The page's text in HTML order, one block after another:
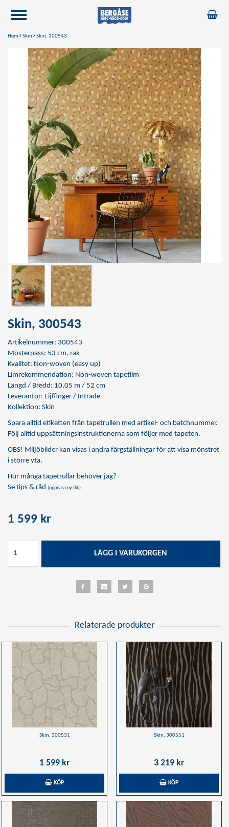
Hem Skin Skin, 300543
Skin, 300543
Artikelnummer: 300543
Mösterpass: 53 cm, rak
Kvalitet: Non-woven (easy up)
Limrekommendation: Non-woven tapetlim
Längd / Bredd: 10,05 m / 52 cm
Leverantör: Eijffinger / Intrade
Kollektion: Skin
Spara alltid etiketten från tapetrullen med artikel- och batchnummer.
Följ alltid uppsättningsinstruktionerna som följer med tapeten.
OBS! Miljöbilder kan visas i andra färgställningar för att visa mönstret
i större yta.
Hur många tapetrullar behöver jag?
Se tips & råd (öppnas i ny flik)
1 599 kr
LÄGG I VARUKORGEN
Relaterade produkter
Skin, 300531
1 599 kr
KÖP
Skin, 300551
3 219 kr
KÖP